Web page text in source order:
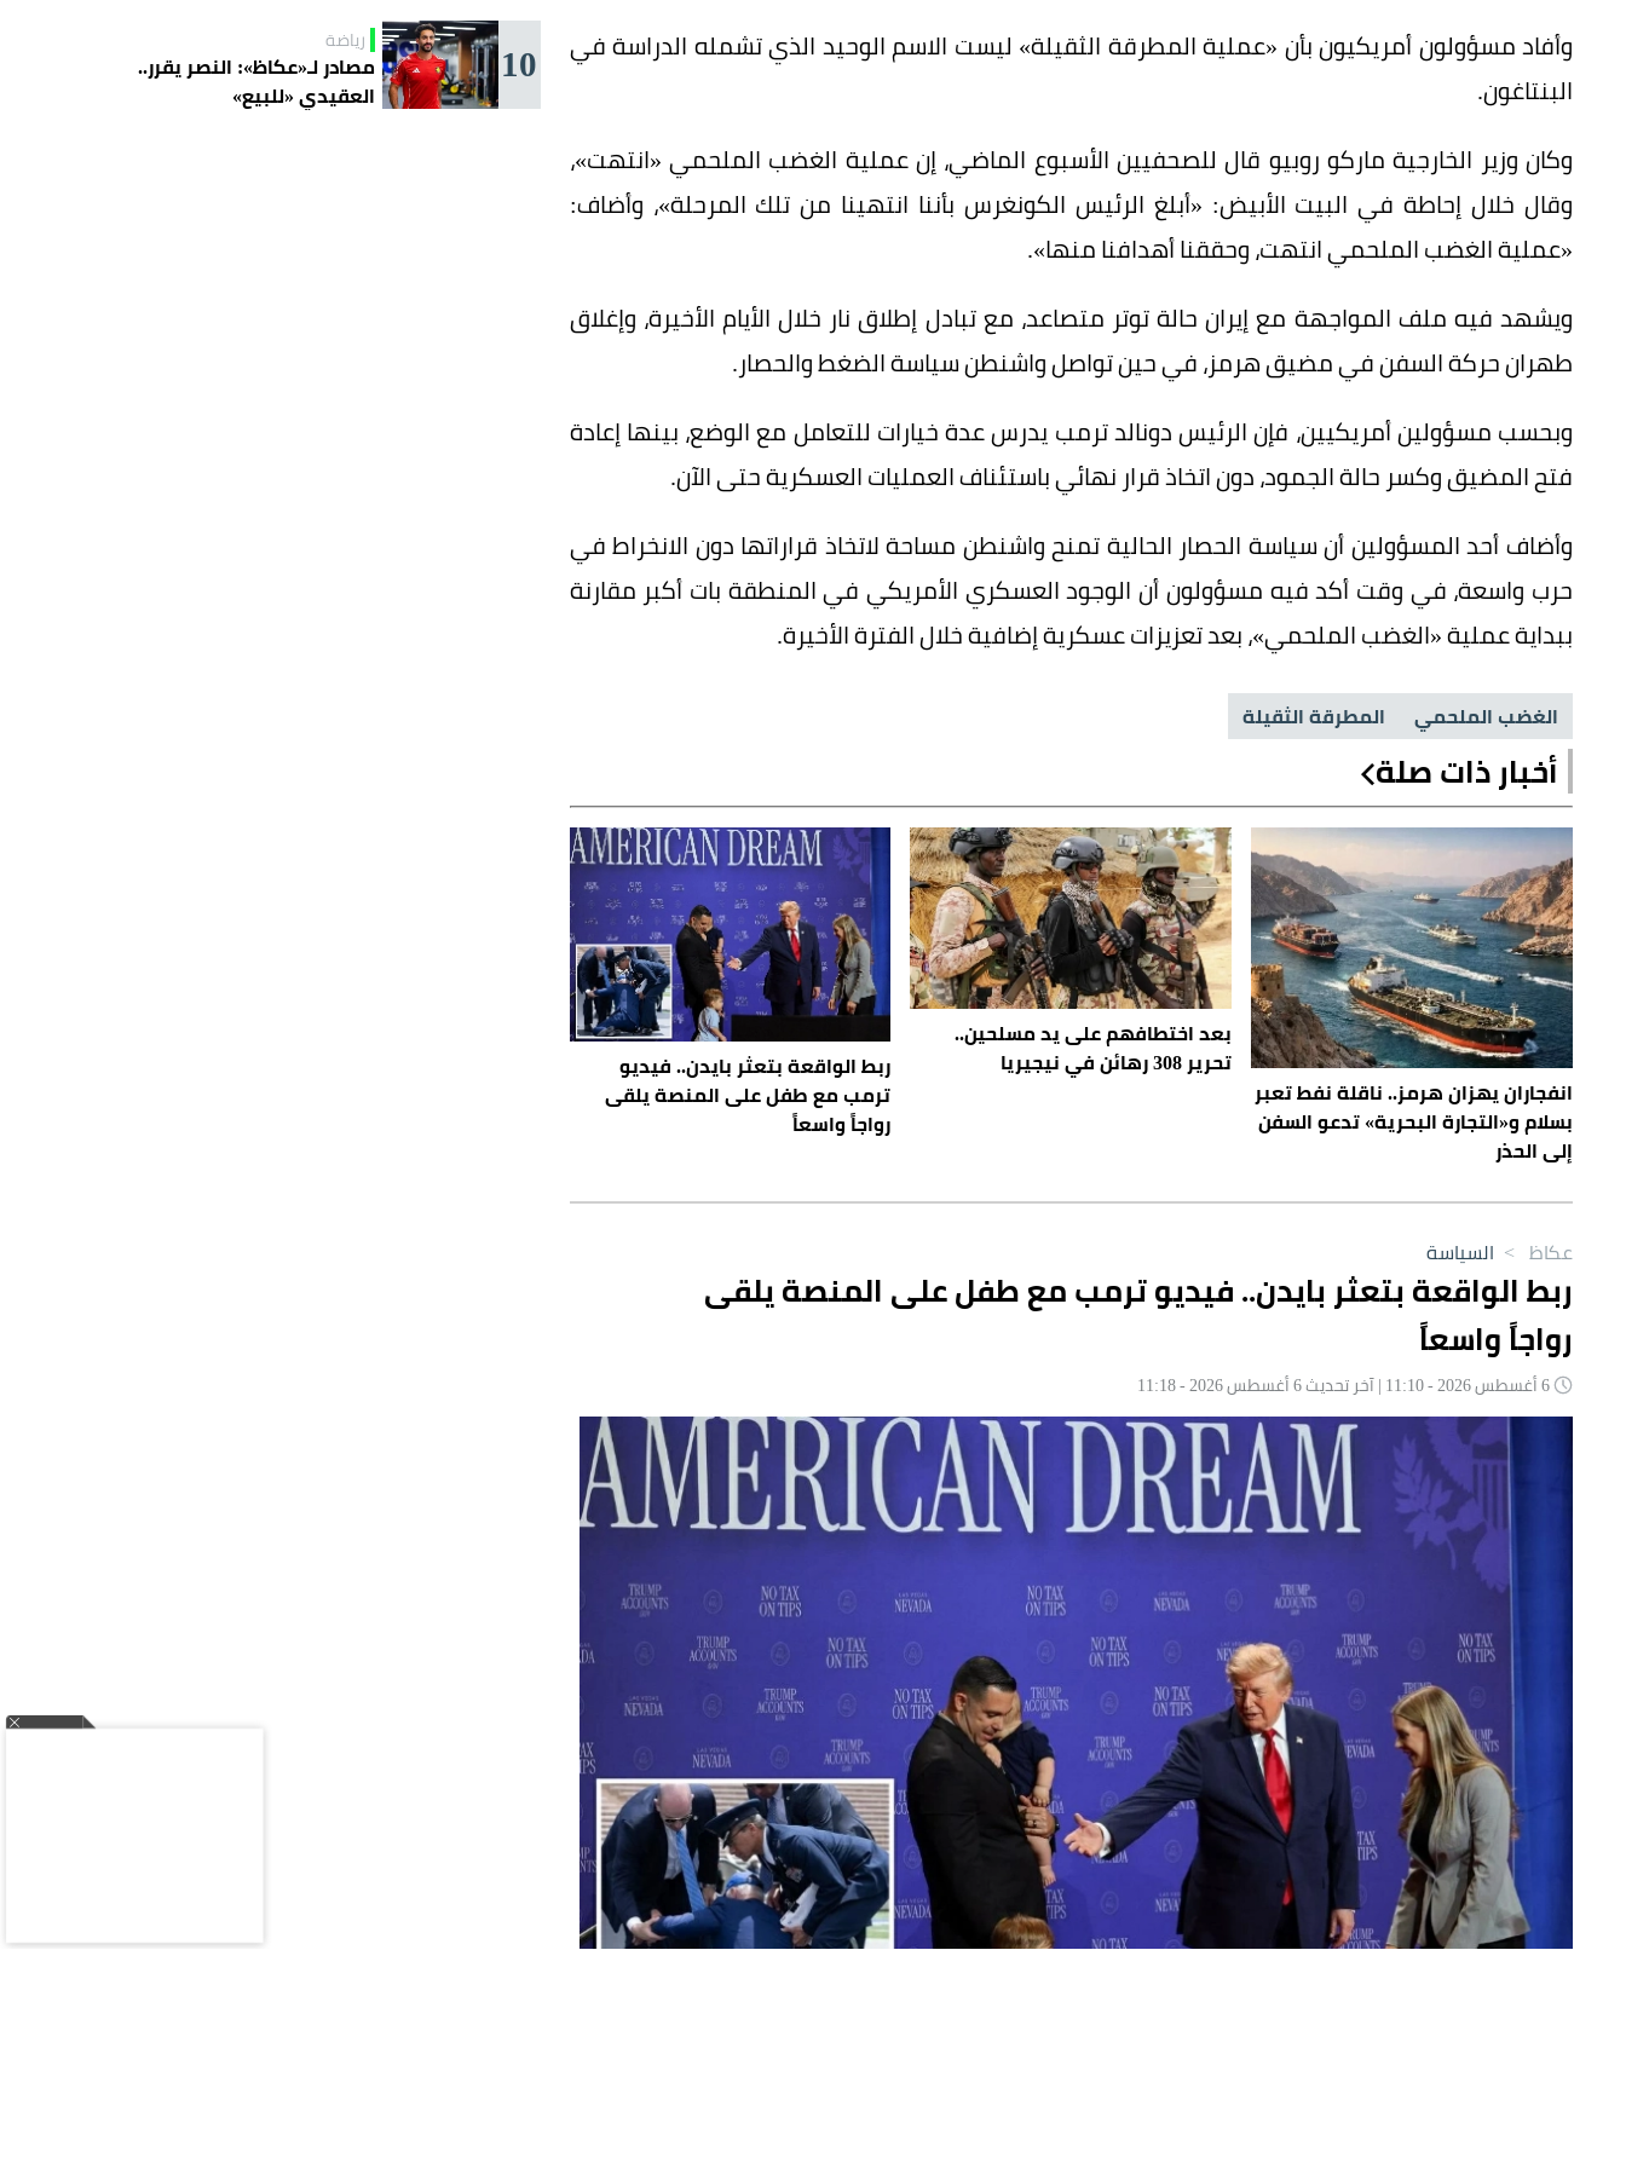
وأفاد مسؤولون أمريكيون بأن «عملية المطرقة الثقيلة» ليست الاسم الوحيد الذي تشمله الدراسة في
البنتاغون.
وكان وزير الخارجية ماركو روبيو قال للصحفيين الأسبوع الماضي، إن عملية الغضب الملحمي «انتهت»،
وقال خلال إحاطة في البيت الأبيض: «أبلغ الرئيس الكونغرس بأننا انتهينا من تلك المرحلة»، وأضاف:
«عملية الغضب الملحمي انتهت، وحققنا أهدافنا منها».
ويشهد فيه ملف المواجهة مع إيران حالة توتر متصاعد، مع تبادل إطلاق نار خلال الأيام الأخيرة، وإغلاق
طهران حركة السفن في مضيق هرمز، في حين تواصل واشنطن سياسة الضغط والحصار.
وبحسب مسؤولين أمريكيين، فإن الرئيس دونالد ترمب يدرس عدة خيارات للتعامل مع الوضع، بينها إعادة
فتح المضيق وكسر حالة الجمود، دون اتخاذ قرار نهائي باستئناف العمليات العسكرية حتى الآن.
وأضاف أحد المسؤولين أن سياسة الحصار الحالية تمنح واشنطن مساحة لاتخاذ قراراتها دون الانخراط في
حرب واسعة، في وقت أكد فيه مسؤولون أن الوجود العسكري الأمريكي في المنطقة بات أكبر مقارنة
ببداية عملية «الغضب الملحمي»، بعد تعزيزات عسكرية إضافية خلال الفترة الأخيرة.
الغضب الملحمي المطرقة الثقيلة
أخبار ذات صلة
انفجاران يهزان هرمز.. ناقلة نفط تعبر
بسلام و«التجارة البحرية» تدعو السفن
إلى الحذر
بعد اختطافهم على يد مسلحين..
تحرير 308 رهائن في نيجيريا
ربط الواقعة بتعثر بايدن.. فيديو
ترمب مع طفل على المنصة يلقى
رواجاً واسعاً
10 رياضة
مصادر لـ«عكاظ»: النصر يقرر..
العقيدي «للبيع»
عكاظ > السياسة
ربط الواقعة بتعثر بايدن.. فيديو ترمب مع طفل على المنصة يلقى
رواجاً واسعاً